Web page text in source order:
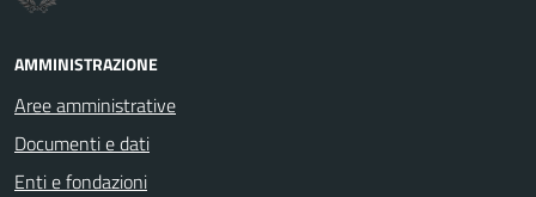
AMMINISTRAZIONE
Aree amministrative
Documenti e dati
Enti e fondazioni